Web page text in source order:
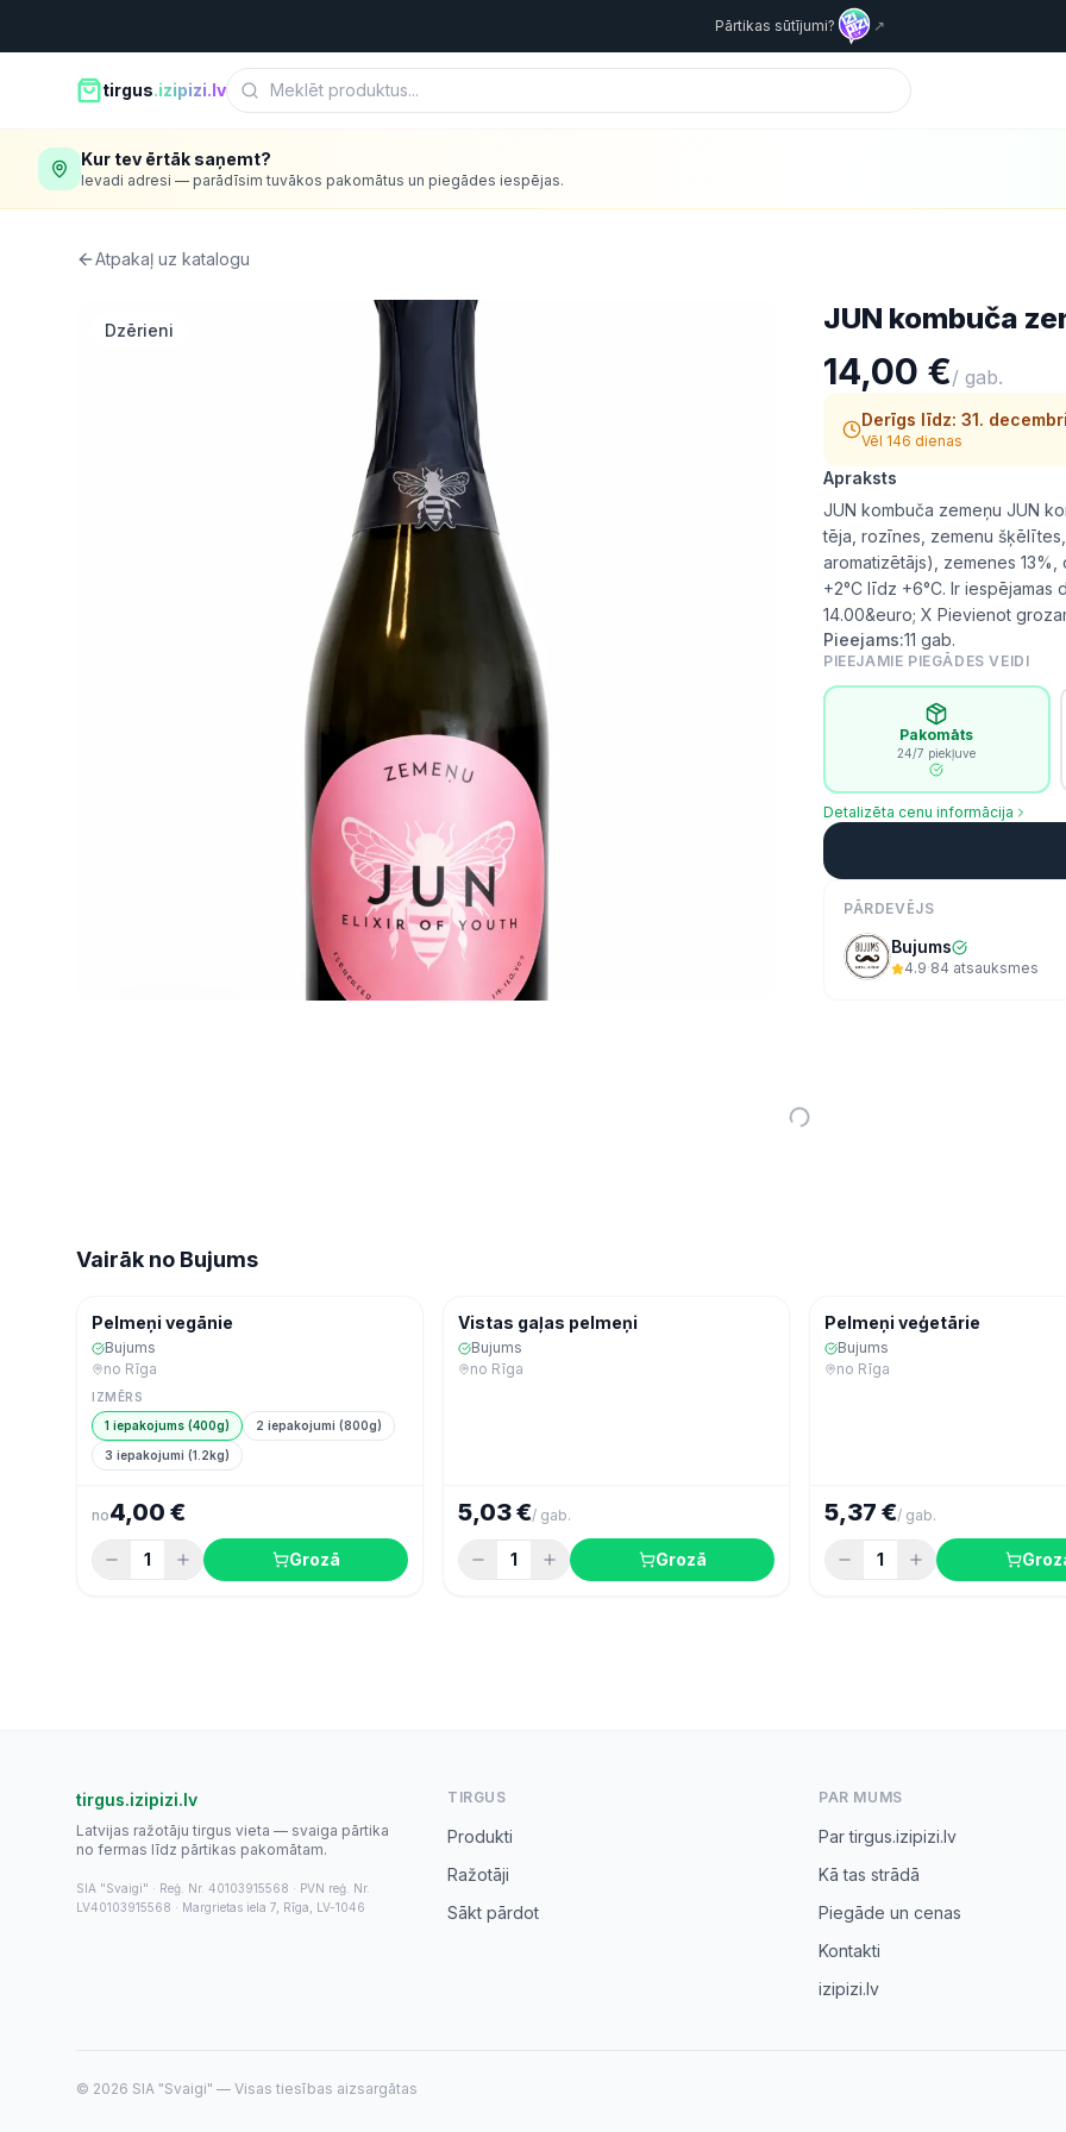
Pārtikas sūtījumi? ↗
tirgus.izipizi.lv
Kur tev ērtāk saņemt?
Ievadi adresi — parādīsim tuvākos pakomātus un piegādes iespējas.
Atpakaļ uz katalogu
Dzērieni JUN kombuča
14,00 €/ gab.
Derīgs līdz: 31.
Vēl 146 dienas
Apraksts
JUN kombuča zemeņu JUN
tēja, rozīnes, zemenu
aromatizētājs), zemenes
+2°C līdz +6°C. Ir
14.00&euro; X Pievienot
Pieejams:11 gab.
PIEEJAMIE PIEGĀDES VEIDI
Pakomāts
24/7 piekļuve
Detalizēta cenu informācija
PĀRDEVĒJS
Bujums
4.9·84 atsauksmes
Vairāk no Bujums
Pelmeņi vegānie
Bujums
no Rīga
IZMĒRS
1 iepakojums (400g)
2 iepakojumi (800g)
3 iepakojumi (1.2kg)
no4,00 €
1 Grozā
Vistas gaļas pelmeņi
Bujums
no Rīga
5,03 €/ gab.
1 Grozā
Pelmeņi veģetārie
Bujums
no Rīga
5,37 €/ gab.
1
tirgus.izipizi.lv
Latvijas ražotāju tirgus vieta — svaiga pārtika
no fermas līdz pārtikas pakomātam.
SIA "Svaigi" · Reģ. Nr. 40103915568 · PVN reģ. Nr.
LV40103915568 · Margrietas iela 7, Rīga, LV-1046
TIRGUS
Produkti
Ražotāji
Sākt pārdot
PAR MUMS
Par tirgus.izipizi.lv
Kā tas strādā
Piegāde un cenas
Kontakti
izipizi.lv
© 2026 SIA "Svaigi" — Visas tiesības aizsargātas